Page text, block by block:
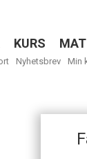
KURS
Nyhetsbrev Min